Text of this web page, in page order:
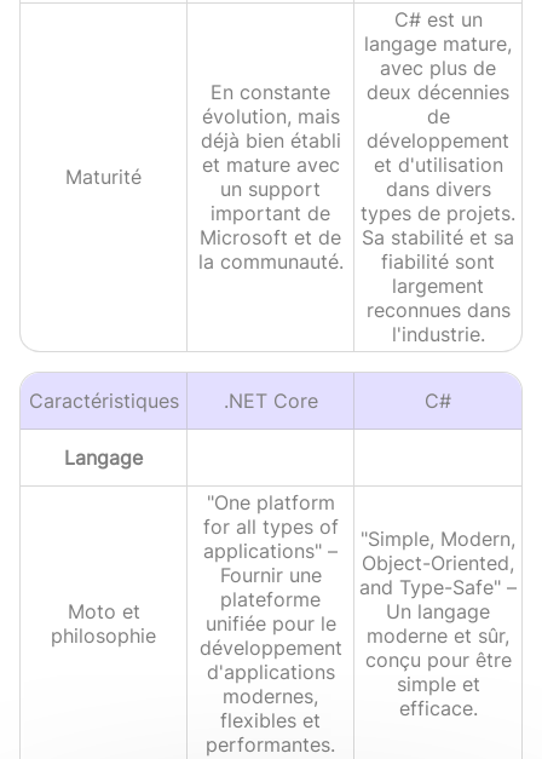
Maturité
En constante
évolution, mais
déjà bien établi
et mature avec
un support
important de
Microsoft et de
la communauté.
C# est un
langage mature,
avec plus de
deux décennies
de
développement
et d'utilisation
dans divers
types de projets.
Sa stabilité et sa
fiabilité sont
largement
reconnues dans
l'industrie.
Caractéristiques .NET Core C#
Langage
Moto et
philosophie
"One platform
for all types of
applications" –
Fournir une
plateforme
unifiée pour le
développement
d'applications
modernes,
flexibles et
performantes.
"Simple, Modern,
Object-Oriented,
and Type-Safe" –
Un langage
moderne et sûr,
conçu pour être
simple et
efficace.